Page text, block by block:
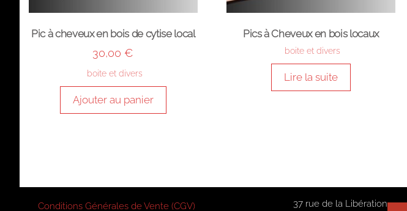
Pic à cheveux en bois de cytise local
30,00€
boite et divers
Ajouter au panier
Pics à Cheveux en bois locaux
boite et divers
Lire la suite
Conditions Générales de Vente (CGV) 37 rue de la Libération